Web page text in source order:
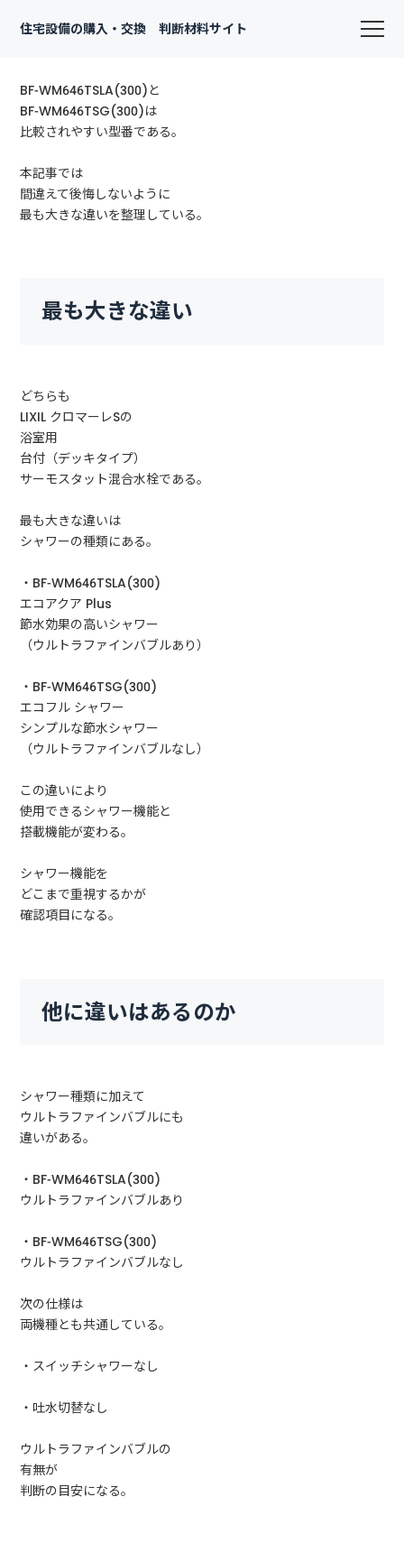
住宅設備の購入・交換 判断材料サイト
BF-WM646TSLA(300)と
BF-WM646TSG(300)は
比較されやすい型番である。
本記事では
間違えて後悔しないように
最も大きな違いを整理している。
最も大きな違い
どちらも
LIXIL クロマーレSの
浴室用
台付（デッキタイプ）
サーモスタット混合水栓である。
最も大きな違いは
シャワーの種類にある。
・BF-WM646TSLA(300)
エコアクア Plus
節水効果の高いシャワー
（ウルトラファインバブルあり）
・BF-WM646TSG(300)
エコフル シャワー
シンプルな節水シャワー
（ウルトラファインバブルなし）
この違いにより
使用できるシャワー機能と
搭載機能が変わる。
シャワー機能を
どこまで重視するかが
確認項目になる。
他に違いはあるのか
シャワー種類に加えて
ウルトラファインバブルにも
違いがある。
・BF-WM646TSLA(300)
ウルトラファインバブルあり
・BF-WM646TSG(300)
ウルトラファインバブルなし
次の仕様は
両機種とも共通している。
・スイッチシャワーなし
・吐水切替なし
ウルトラファインバブルの
有無が
判断の目安になる。